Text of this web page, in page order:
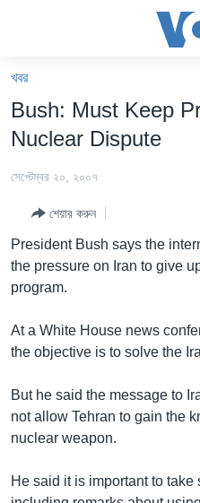
যান।
প্রধান
যান
বিশ্ব
দক্ষিণ-এশিয়া
টেলিভিশন
Learning English
FOLLOW US
খবর
Bush: Must Keep
Nuclear Dispute
সেপ্টেম্বর ২০, ২০০৭
শেয়ার করুন
President Bush says the
the pressure on Iran to give
program.
At a White House news
the objective is to solve the
But he said the message to
not allow Tehran to gain the
nuclear weapon.
He said it is important to take